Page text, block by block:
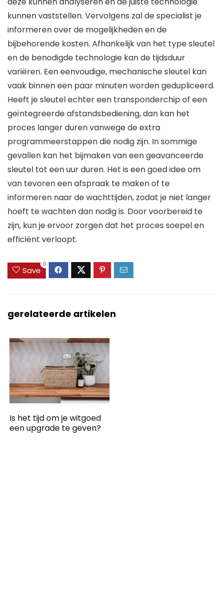
kunnen vaststellen. Vervolgens zal de specialist je
informeren over de mogelijkheden en de
bijbehorende kosten. Afhankelijk van het type sleutel
en de benodigde technologie kan de tijdsduur
variëren. Een eenvoudige, mechanische sleutel kan
vaak binnen een paar minuten worden gedupliceerd.
Heeft je sleutel echter een transponderchip of een
geïntegreerde afstandsbediening, dan kan het
proces langer duren vanwege de extra
programmeerstappen die nodig zijn. In sommige
gevallen kan het bijmaken van een geavanceerde
sleutel tot een uur duren. Het is een goed idee om
van tevoren een afspraak te maken of te
informeren naar de wachttijden, zodat je niet langer
hoeft te wachten dan nodig is. Door voorbereid te
zijn, kun je ervoor zorgen dat het proces soepel en
efficiënt verloopt.
Save
0
gerelateerde artikelen
Is het tijd om je witgoed
een upgrade te geven?